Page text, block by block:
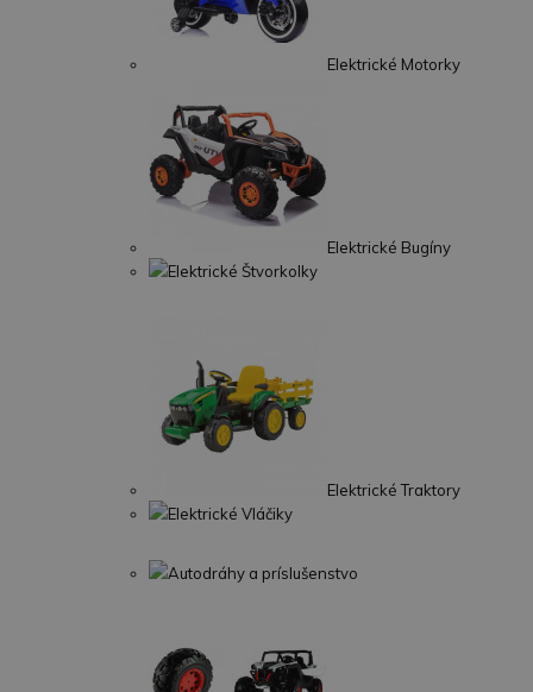
Elektrické Motorky
Elektrické Bugíny
Elektrické Štvorkolky
Elektrické Traktory
Elektrické Vláčiky
Autodráhy a príslušenstvo